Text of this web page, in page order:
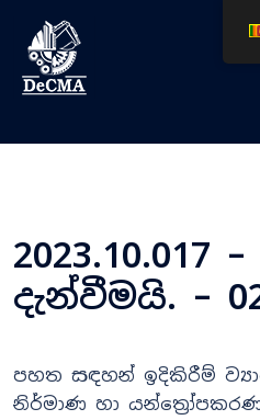
content
2023.10.017
දැන්වීමයි. –
පහත සඳහන් ඉදිකිරීම්
නිර්මාණ හා යන්ත්‍රෝපකරණ